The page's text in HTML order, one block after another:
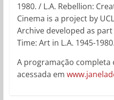
1980. / L.A. Rebellion:
Cinema is a project by
Archive developed as
Time: Art in L.A. 1945-1980.
A programação
acessada em